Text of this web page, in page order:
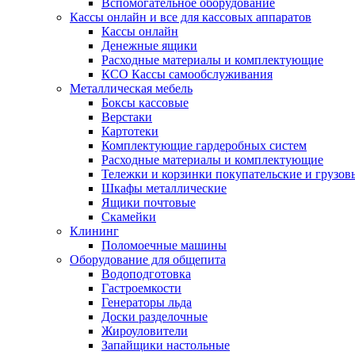
Вспомогательное оборудование
Кассы онлайн и все для кассовых аппаратов
Кассы онлайн
Денежные ящики
Расходные материалы и комплектующие
КСО Кассы самообслуживания
Металлическая мебель
Боксы кассовые
Верстаки
Картотеки
Комплектующие гардеробных систем
Расходные материалы и комплектующие
Тележки и корзинки покупательские и
Шкафы металлические
Ящики почтовые
Скамейки
Клининг
Поломоечные машины
Оборудование для общепита
Водоподготовка
Гастроемкости
Генераторы льда
Доски разделочные
Жироуловители
Запайщики настольные